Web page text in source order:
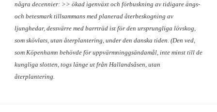
några decennier: >> ökad igenväxt och förbuskning av tidigare ängs-
och betesmark tillsammans med planerad återbeskogning av
ljunghedar, dessvärre med barrträd ist för den ursprungliga lövskog,
som skövlats, utan återplantering, under den danska tiden. (Den ved,
som Köpenhamn behövde för uppvärmninggsändamål, inte minst till de
kungliga slotten, togs länge ut från Hallandsåsen, utan
återplantering.